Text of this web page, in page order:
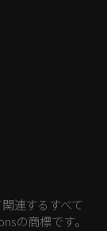
連するすべて
の商標です。